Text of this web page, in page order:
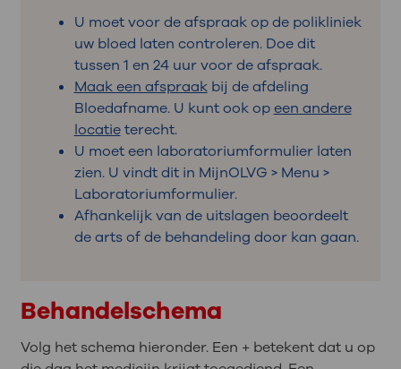
U moet voor de afspraak op de polikliniek
uw bloed laten controleren. Doe dit
tussen 1 en 24 uur voor de afspraak.
Maak een afspraakbij de afdeling
Bloedafname. U kunt ook opeen andere
locatieterecht.
U moet een laboratoriumformulier laten
zien. U vindt dit in MijnOLVG > Menu >
Laboratoriumformulier.
Afhankelijk van de uitslagen beoordeelt
de arts of de behandeling door kan gaan.
Behandelschema
Volg het schema hieronder. Een + betekent dat u op